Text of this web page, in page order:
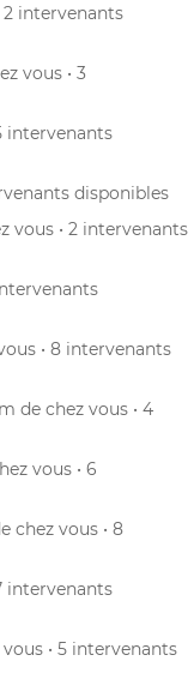
2 intervenants
vous • 3
intervenants
disponibles
vous • 2 intervenants
• 8 intervenants
de chez vous • 4
vous • 6
chez vous • 8
intervenants
• 5 intervenants